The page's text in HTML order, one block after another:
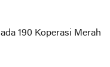
190 Koperasi Merah